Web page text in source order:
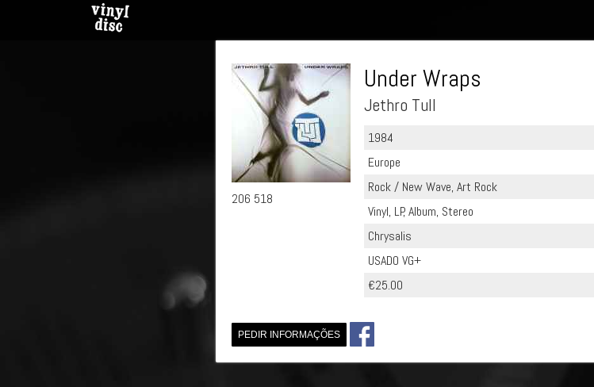
206 518
Under Wraps
Jethro Tull
1984
Europe
Rock / New Wave, Art Rock
Vinyl, LP, Album, Stereo
Chrysalis
USADO VG+
€25.00
PEDIR INFORMAÇÕES